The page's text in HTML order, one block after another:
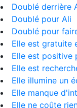
Doublé derrière
Doublé pour Ali
Doublé pour
Elle est gratuite
Elle est positive
Elle est
Elle illumine un
Elle manque
Elle ne coûte